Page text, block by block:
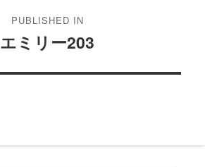
PUBLISHED IN
エミリー203